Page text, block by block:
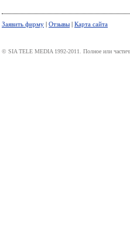
Заявить фирму | Отзывы | Карта сайта
© SIA TELE MEDIA 1992-2011. Полное или